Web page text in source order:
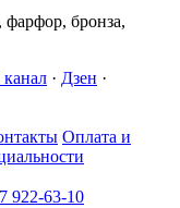
бронза,
· Дзен ·
Оплата и
922-63-10